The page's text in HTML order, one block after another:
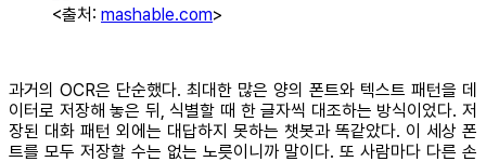
<출처: mashable.com>
과거의 OCR은 단순했다. 최대한 많은 양의 폰트와 텍스트 패턴을 데
이터로 저장해 놓은 뒤, 식별할 때 한 글자씩 대조하는 방식이었다. 저
장된 대화 패턴 외에는 대답하지 못하는 챗봇과 똑같았다. 이 세상 폰
트를 모두 저장할 수는 없는 노릇이니까 말이다. 또 사람마다 다른 손